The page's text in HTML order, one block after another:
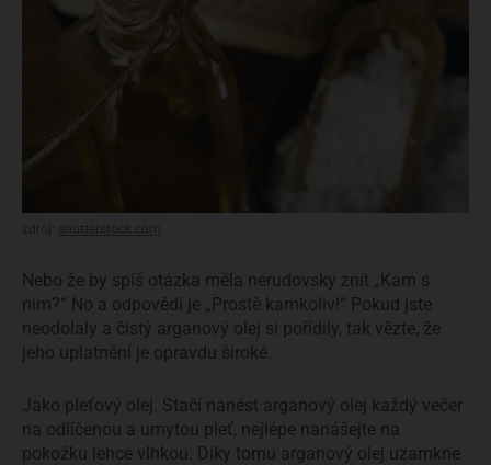
Nebo že by spíš otázka měla nerudovsky znít „Kam s
ním?“ No a odpovědí je „Prostě kamkoliv!“ Pokud jste
neodolaly a čistý arganový olej si pořídily, tak vězte, že
jeho uplatnění je opravdu široké.
Jako pleťový olej. Stačí nanést arganový olej každý večer
na odlíčenou a umytou pleť, nejlépe nanášejte na
pokožku lehce vlhkou. Díky tomu arganový olej uzamkne